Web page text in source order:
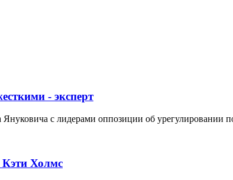
- эксперт
с лидерами оппозиции об урегулировании
Кэти Холмс